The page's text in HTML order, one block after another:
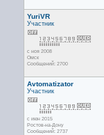
YuriVR
Участник
с ноя 2008
Омск
Сообщений: 2700
Avtomatizator
Участник
с июн 2015
Ростов-на-Дону
Сообщений: 2737